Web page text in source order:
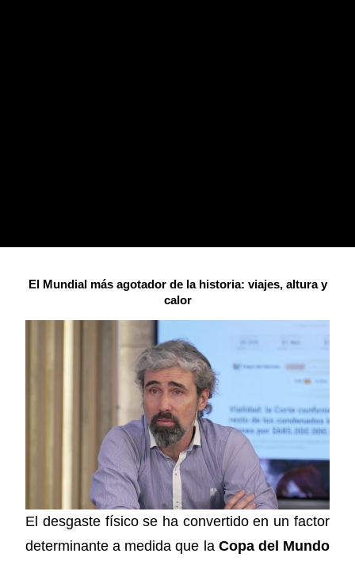
El Mundial más agotador de la historia: viajes, altura y
calor
El desgaste físico se ha convertido en un factor
determinante a medida que la Copa del Mundo